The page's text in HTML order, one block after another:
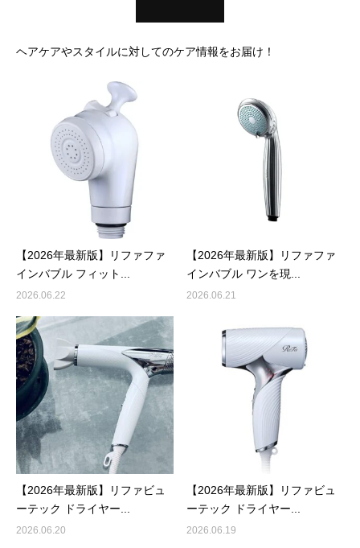
ヘアケアやスタイルに対してのケア情報をお届け！
【2026年最新版】リファファ
インバブル フィット...
2026.06.22
【2026年最新版】リファファ
インバブル ワンを現...
2026.06.21
【2026年最新版】リファビュ
ーテック ドライヤー...
2026.06.20
【2026年最新版】リファビュ
ーテック ドライヤー...
2026.06.19